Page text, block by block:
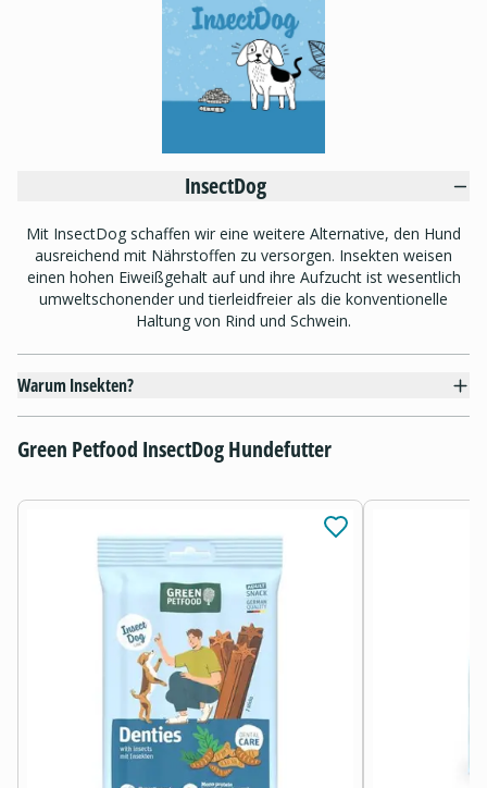
InsectDog
Mit InsectDog schaffen wir eine weitere Alternative, den Hund
ausreichend mit Nährstoffen zu versorgen. Insekten weisen
einen hohen Eiweißgehalt auf und ihre Aufzucht ist wesentlich
umweltschonender und tierleidfreier als die konventionelle
Haltung von Rind und Schwein.
Warum Insekten?
Green Petfood InsectDog Hundefutter